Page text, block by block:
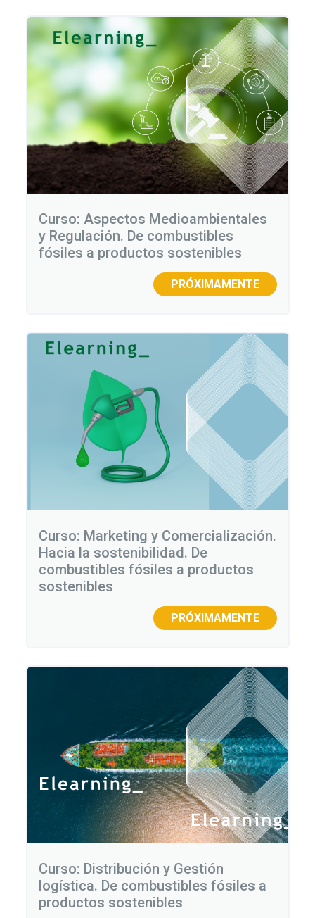
entradas
Curso: Aspectos Medioambientales
y Regulación. De combustibles
fósiles a productos sostenibles
PRÓXIMAMENTE
Curso: Marketing y Comercialización.
Hacia la sostenibilidad. De
combustibles fósiles a productos
sostenibles
PRÓXIMAMENTE
Curso: Distribución y Gestión
logística. De combustibles fósiles a
productos sostenibles